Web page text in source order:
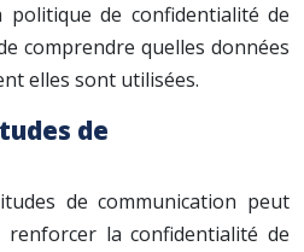
de confidentialité de
comprendre quelles données
elles sont utilisées.
de
de communication peut
la confidentialité de